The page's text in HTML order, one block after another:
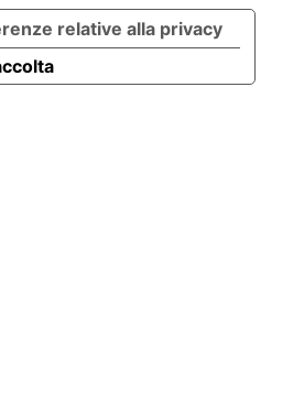
relative alla privacy